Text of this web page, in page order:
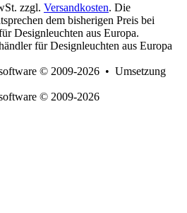
zzgl. Versandkosten. Die
dem bisherigen Preis bei
Designleuchten aus Europa.
für Designleuchten aus Europa
© 2009-2026 • Umsetzung
© 2009-2026